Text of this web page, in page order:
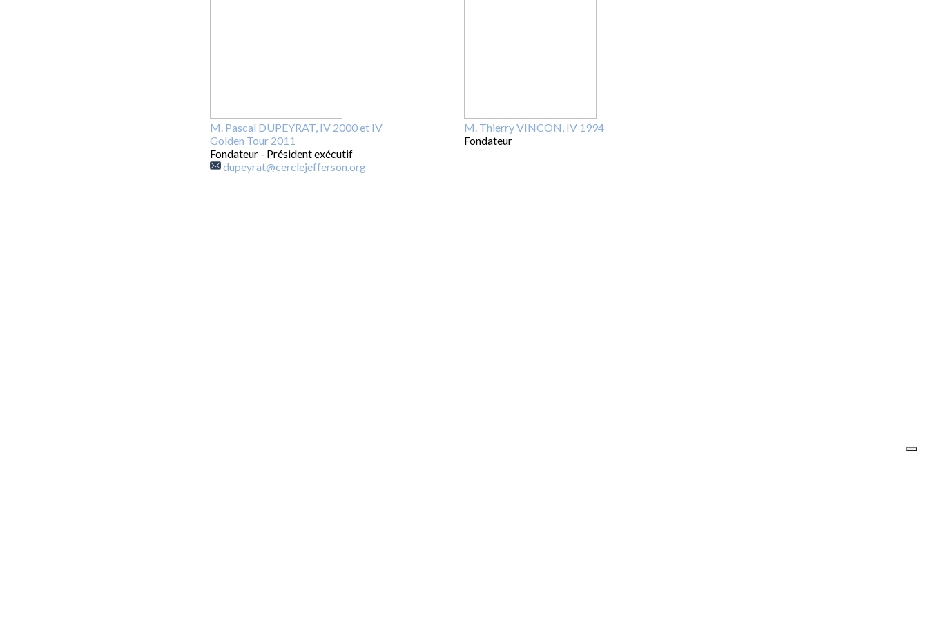
M. Pascal DUPEYRAT, IV 2000 et IV
Golden Tour 2011
Fondateur - Président exécutif
dupeyrat@cerclejefferson.org
M. Thierry VINCON, IV 1994
Fondateur